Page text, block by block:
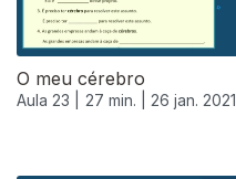
O meu cérebro
Aula 23 | 27 min. | 26 jan. 2021